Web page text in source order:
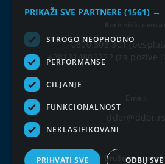
0800 303 301
+381214802222 (za pozive
ddor@ddor.rs
Društvene mreže:
PRIKAŽI SVE PARTNERE (1561) →
STROGO NEOPHODNO
PERFORMANSE
CILJANJE
FUNKCIONALNOST
NEKLASIFIKOVANI
PRIHVATI SVE ODBIJ SVE